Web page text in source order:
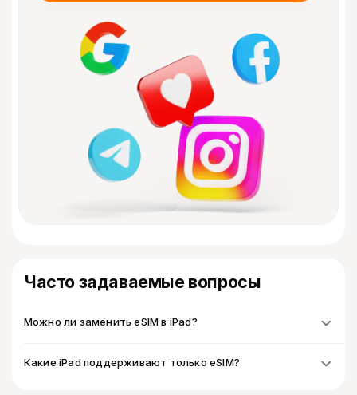
Часто задаваемые вопросы
Можно ли заменить eSIM в iPad?
Какие iPad поддерживают только eSIM?